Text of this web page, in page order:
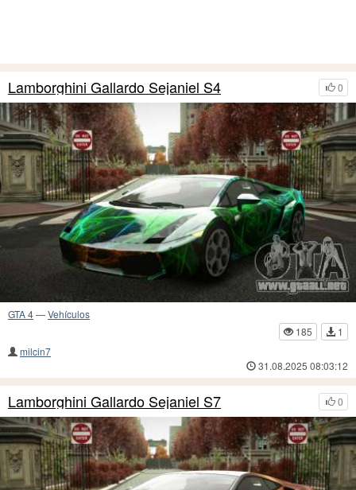
0
Lamborghini Gallardo Sejaniel S4
GTA 4—Vehículos
185
1
milcin7
31.08.2025 08:03:12
0
Lamborghini Gallardo Sejaniel S7